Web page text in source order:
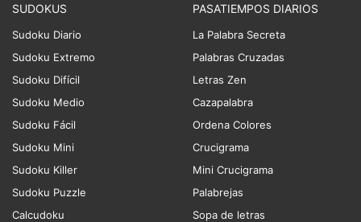
SUDOKUS
Sudoku Diario
Sudoku Extremo
Sudoku Difícil
Sudoku Medio
Sudoku Fácil
Sudoku Mini
Sudoku Killer
Sudoku Puzzle
Calcudoku
PASATIEMPOS DIARIOS
La Palabra Secreta
Palabras Cruzadas
Letras Zen
Cazapalabra
Ordena Colores
Crucigrama
Mini Crucigrama
Palabrejas
Sopa de letras